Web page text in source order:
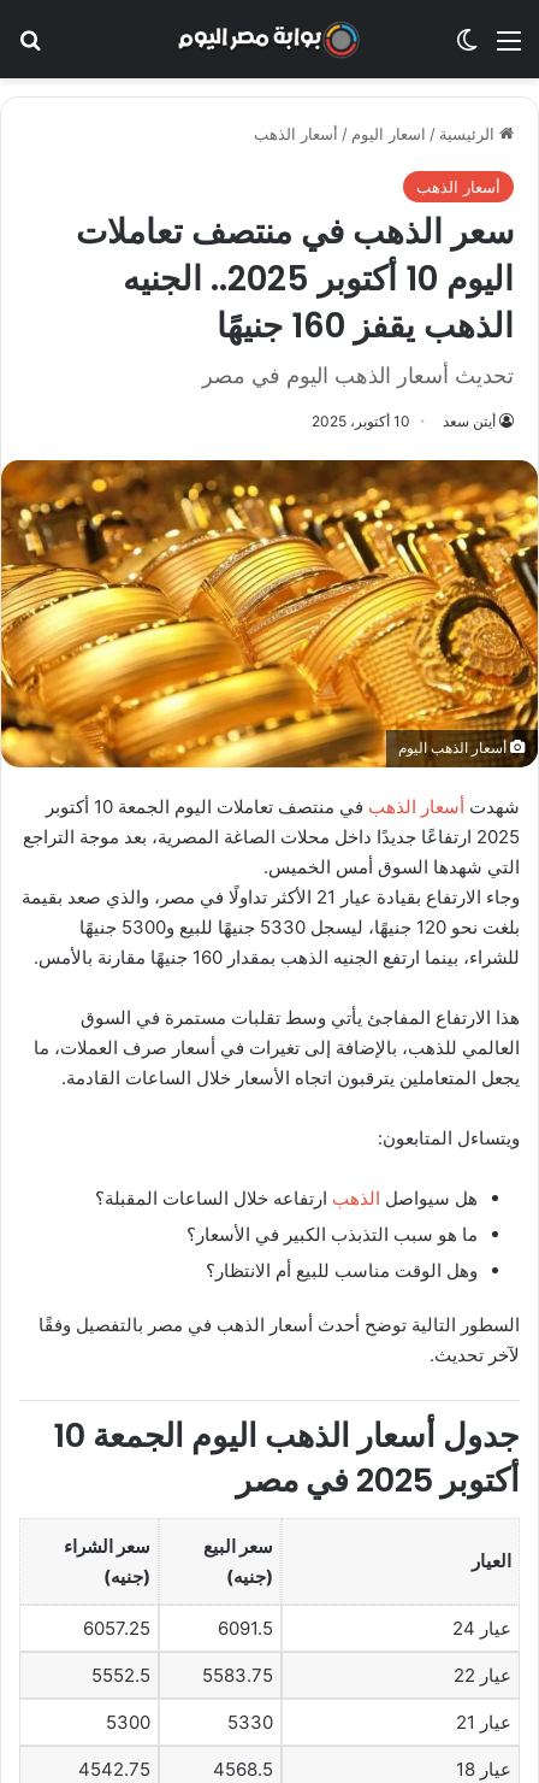
القائمة الوضع المظلم
الرئيسية / اسعار اليوم / أسعار الذهب
أسعار الذهب
سعر الذهب في منتصف تعاملات
اليوم 10 أكتوبر 2025.. الجنيه
الذهب يقفز 160 جنيهًا
تحديث أسعار الذهب اليوم في مصر
أيتن سعد 10 أكتوبر، 2025
أسعار الذهب اليوم
شهدت أسعار الذهب
في منتصف تعاملات اليوم الجمعة 10 أكتوبر
2025 ارتفاعًا جديدًا داخل محلات الصاغة المصرية، بعد موجة التراجع
التي شهدها السوق أمس الخميس.
وجاء الارتفاع بقيادة عيار 21 الأكثر تداولًا في مصر، والذي صعد بقيمة
بلغت نحو 120 جنيهًا، ليسجل 5330 جنيهًا للبيع و5300 جنيهًا
للشراء، بينما ارتفع الجنيه الذهب بمقدار 160 جنيهًا مقارنة بالأمس.
هذا الارتفاع المفاجئ يأتي وسط تقلبات مستمرة في السوق
العالمي للذهب، بالإضافة إلى تغيرات في أسعار صرف العملات، ما
يجعل المتعاملين يترقبون اتجاه الأسعار خلال الساعات القادمة.
ويتساءل المتابعون:
هل سيواصل الذهب ارتفاعه خلال الساعات المقبلة؟
ما هو سبب التذبذب الكبير في الأسعار؟
وهل الوقت مناسب للبيع أم الانتظار؟
السطور التالية توضح أحدث أسعار الذهب في مصر بالتفصيل وفقًا
لآخر تحديث.
جدول أسعار الذهب اليوم الجمعة 10
أكتوبر 2025 في مصر
العيار
سعر البيع
(جنيه)
سعر الشراء
(جنيه)
عيار 24 6091.5
6057.25
عيار 22 5583.75
5552.5
عيار 21 5330
5300
عيار 18 4568.5
4542.75